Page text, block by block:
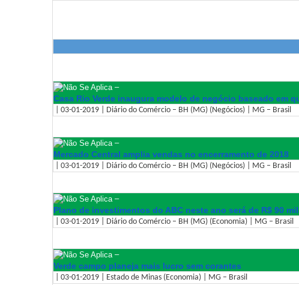
–
Casa Rio Verde inaugura modelo de negócio baseado em
| 03-01-2019 | Diário do Comércio – BH (MG) (Negócios) | MG – Brasil
–
Mercado Central amplia vendas no encerramento de 2018
| 03-01-2019 | Diário do Comércio – BH (MG) (Negócios) | MG – Brasil
–
Plano de investimentos do ABC neste ano será de R$ 90
| 03-01-2019 | Diário do Comércio – BH (MG) (Economia) | MG – Brasil
–
Verde campo planeja mais lucro sem corantes
| 03-01-2019 | Estado de Minas (Economia) | MG – Brasil